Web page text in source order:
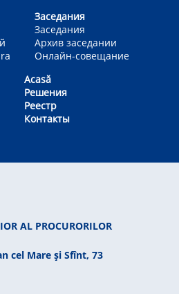
Заседания
Заседания
Архив заседании
Онлайн-совещание
Acasă
Решения
Реестр
Контакты
AL PROCURORILOR
cel Mare şi Sfînt, 73